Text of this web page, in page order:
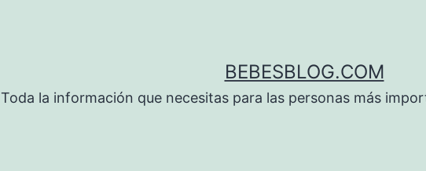
BEBESBLOG.COM
Toda la información que necesitas para las personas más